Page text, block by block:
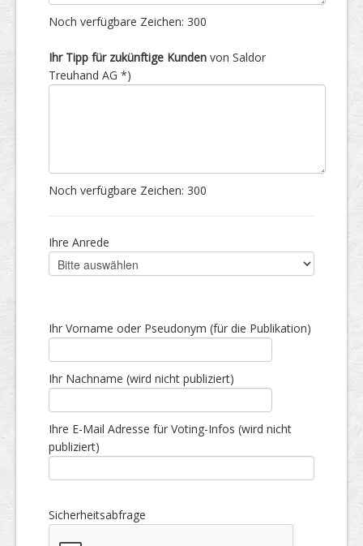
Noch verfügbare Zeichen: 300
Ihr Tipp für zukünftige Kunden von Saldor
Treuhand AG *)
Noch verfügbare Zeichen: 300
Ihre Anrede
Ihr Vorname oder Pseudonym (für die Publikation)
Ihr Nachname (wird nicht publiziert)
Ihre E-Mail Adresse für Voting-Infos (wird nicht
publiziert)
Sicherheitsabfrage